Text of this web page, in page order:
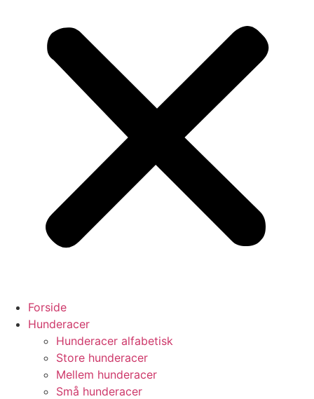
Forside
Hunderacer
Hunderacer alfabetisk
Store hunderacer
Mellem hunderacer
Små hunderacer